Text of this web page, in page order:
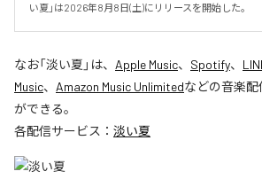
い夏」は2026年8月8日(土)にリリースを開始した。
なお「淡い夏 」は、 Apple Music、 Spotify、
Music、 Amazon Music Unlimitedなどの音楽
ができる。
各配信サービス： 淡い夏